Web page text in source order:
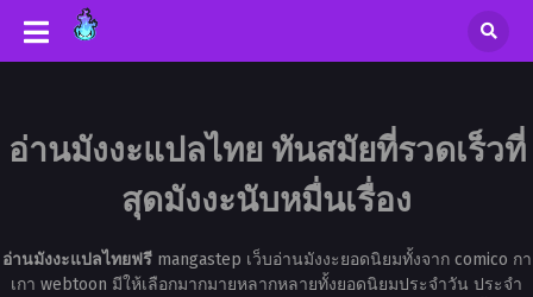
อ่านมังงะแปลไทย ทันสมัยที่รวดเร็วที่
สุดมังงะนับหมื่นเรื่อง
อ่านมังงะแปลไทยฟรีmangastep เว็บอ่านมังงะยอดนิยมทั้งจาก comico กา
เกา webtoon มีให้เลือกมากมายหลากหลายทั้งยอดนิยมประจำวัน ประจำ